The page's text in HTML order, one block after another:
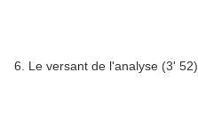
6. Le versant de l'analyse (3' 52)